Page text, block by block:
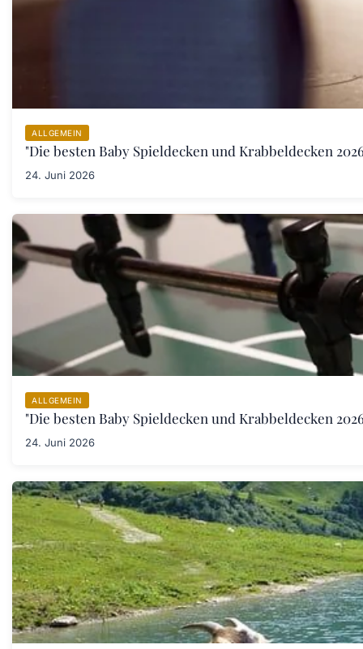
ALLGEMEIN
"Die besten Baby Spieldecken und Krabbeldecken
24. Juni 2026
ALLGEMEIN
"Die besten Baby Spieldecken und Krabbeldecken
24. Juni 2026